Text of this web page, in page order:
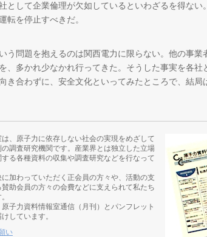
として企業倫理が欠如しているといわざるを得ない
転を停止すべきだ。
う問題を抱えるのは関西電力に限らない。他の事業
、多かれ少なかれ行ってきた。そうした事実を各社
き合わずに、安全文化といってみたところで、結
、原子力に依存しない社会の実現をめざして
調査研究機関です。産業界とは独立した立場
る各種資料の収集や調査研究などを行なって
加わっていただく正会員の方々や、活動の支
助会員の方々の会費などに支えられて私たち
子力資料情報室通信（月刊）とパンフレット
しています。
い